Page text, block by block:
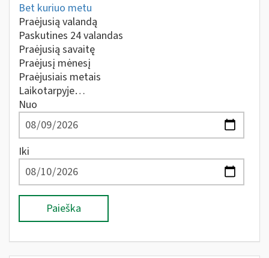
Bet kuriuo metu
Praėjusią valandą
Paskutines 24 valandas
Praėjusią savaitę
Praėjusį mėnesį
Praėjusiais metais
Laikotarpyje…
Nuo
Iki
Paieška